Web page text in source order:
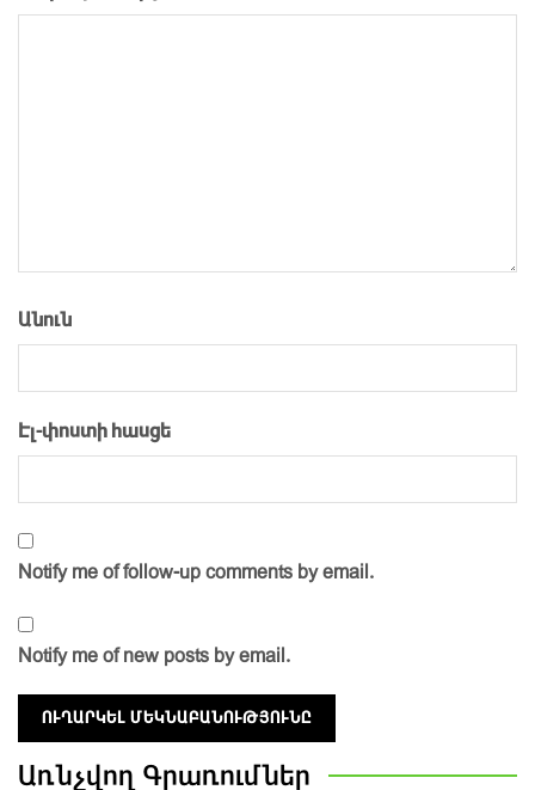
Անուն
Էլ-փոստի հասցե
Notify me of follow-up comments by email.
Notify me of new posts by email.
Առնչվող Գրառումներ